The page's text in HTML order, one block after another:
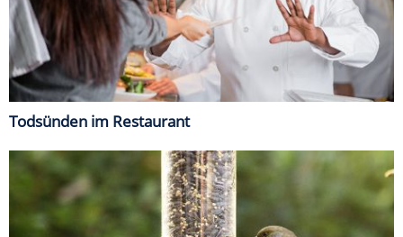
Todsünden im Restaurant